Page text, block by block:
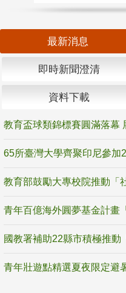
最新消息
即時新聞澄清
資料下載
65所臺灣大學齊聚印尼參加